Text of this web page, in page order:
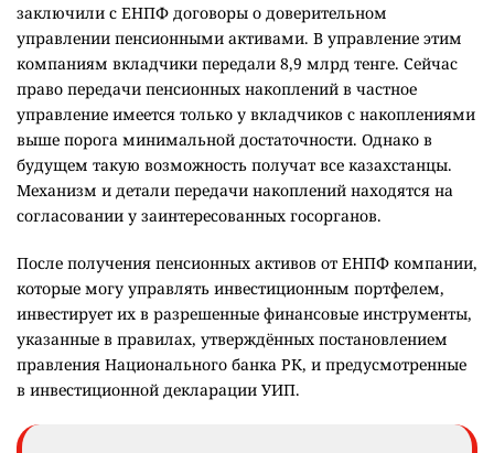
заключили с ЕНПФ договоры о доверительном
управлении пенсионными активами. В управление этим
компаниям вкладчики передали 8,9 млрд тенге. Сейчас
право передачи пенсионных накоплений в частное
управление имеется только у вкладчиков с накоплениями
выше порога минимальной достаточности. Однако в
будущем такую возможность получат все казахстанцы.
Механизм и детали передачи накоплений находятся на
согласовании у заинтересованных госорганов.
После получения пенсионных активов от ЕНПФ компании,
которые могу управлять инвестиционным портфелем,
инвестирует их в разрешенные финансовые инструменты,
указанные в правилах, утверждённых постановлением
правления Национального банка РК, и предусмотренные
в инвестиционной декларации УИП.